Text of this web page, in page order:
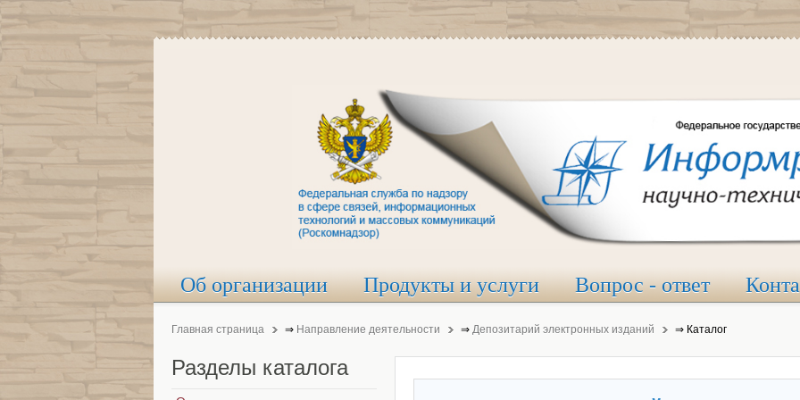
Об организации Продукты и услуги Вопрос - ответ
Главная страница ⇒ Направление деятельности ⇒ Депозитарий электронных изданий ⇒ Каталог
Разделы каталога